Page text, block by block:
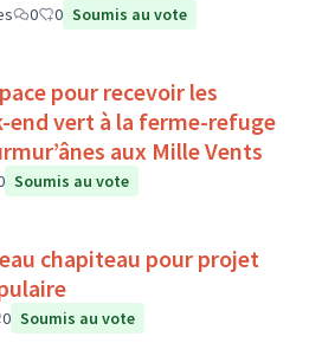
0 0 Soumis au vote
pour recevoir les
end vert à la ferme-refuge
aux Mille Vents
Soumis au vote
chapiteau pour projet
0 Soumis au vote